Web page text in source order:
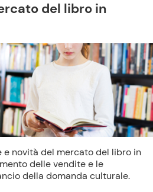
del libro in
e novità del mercato del libro in
delle vendite e le
della domanda culturale.